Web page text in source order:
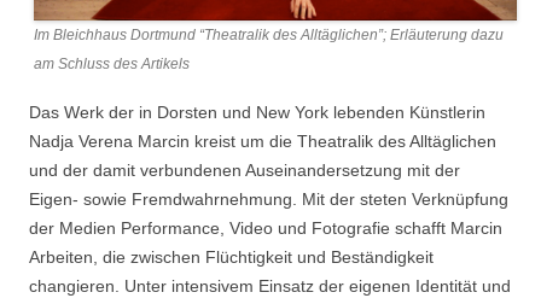
Im Bleichhaus Dortmund “Theatralik des Alltäglichen”; Erläuterung dazu
am Schluss des Artikels
Das Werk der in Dorsten und New York lebenden Künstlerin
Nadja Verena Marcin kreist um die Theatralik des Alltäglichen
und der damit verbundenen Auseinandersetzung mit der
Eigen- sowie Fremdwahrnehmung. Mit der steten Verknüpfung
der Medien Performance, Video und Fotografie schafft Marcin
Arbeiten, die zwischen Flüchtigkeit und Beständigkeit
changieren. Unter intensivem Einsatz der eigenen Identität und